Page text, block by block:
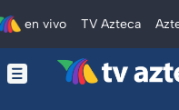
en vivo TV Azteca